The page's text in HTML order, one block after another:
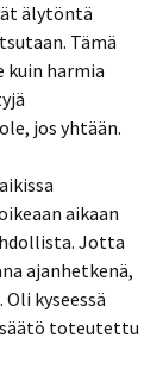
älytöntä
Tämä
harmia
jos yhtään.
aikaan
Jotta
ajanhetkenä,
kyseessä
säätö toteutettu